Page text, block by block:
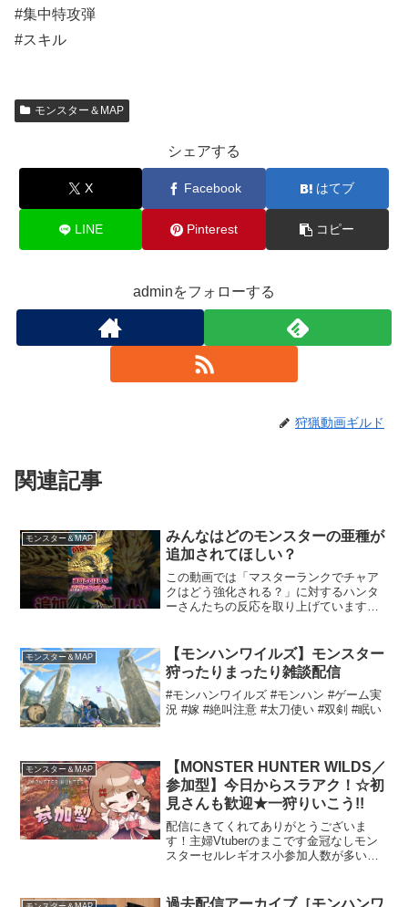
#集中特攻弾
#スキル
モンスター＆MAP
シェアする
X Facebook はてブ
LINE Pinterest コピー
adminをフォローする
狩猟動画ギルド
関連記事
モンスター＆MAP
みんなはどのモンスターの亜種が
追加されてほしい？
この動画では「マスターランクでチャア
クはどう強化される？」に対するハンタ
ーさんたちの反応を取り上げています。
引用：モンスターハンターワイルズ
©CAPCOM...
モンスター＆MAP
【モンハンワイルズ】モンスター
狩ったりまったり雑談配信
#モンハンワイルズ #モンハン #ゲーム実
況 #嫁 #絶叫注意 #太刀使い #双剣 #眠い
モンスター＆MAP
【MONSTER HUNTER WILDS／
参加型】今日からスラアク！☆初
見さんも歓迎★一狩りいこう!!
配信にきてくれてありがとうございま
す！主婦Vtuberのまこです金冠なしモン
スターセルレギオス小参加人数が多い場
します！一回目の方優先にさせていただ
過去配信アーカイブ［モンハンワ